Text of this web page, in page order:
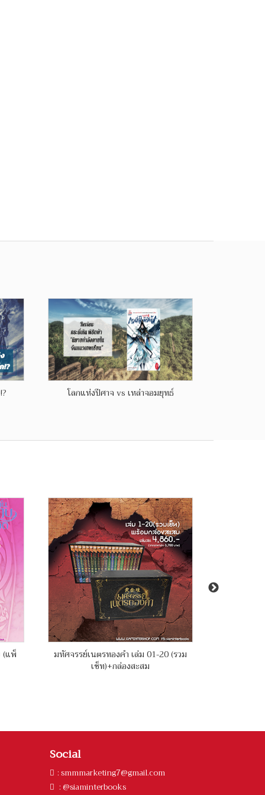
โลกแห่งปีศาจ vs เหล่าจอมยุทธ์
(แพ็
มหัศจรรย์เนตรทองคำ เล่ม 01-20 (รวม
เซ็ท)+กล่องสะสม
Social
:smmmarketing7@gmail.com
: @siaminterbooks